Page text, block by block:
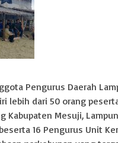
Pengurus Daerah
lebih dari 50 orang
Kabupaten Mesuji,
16 Pengurus Unit